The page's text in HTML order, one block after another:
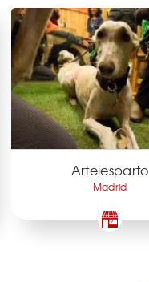
Arteiesparto
Madrid